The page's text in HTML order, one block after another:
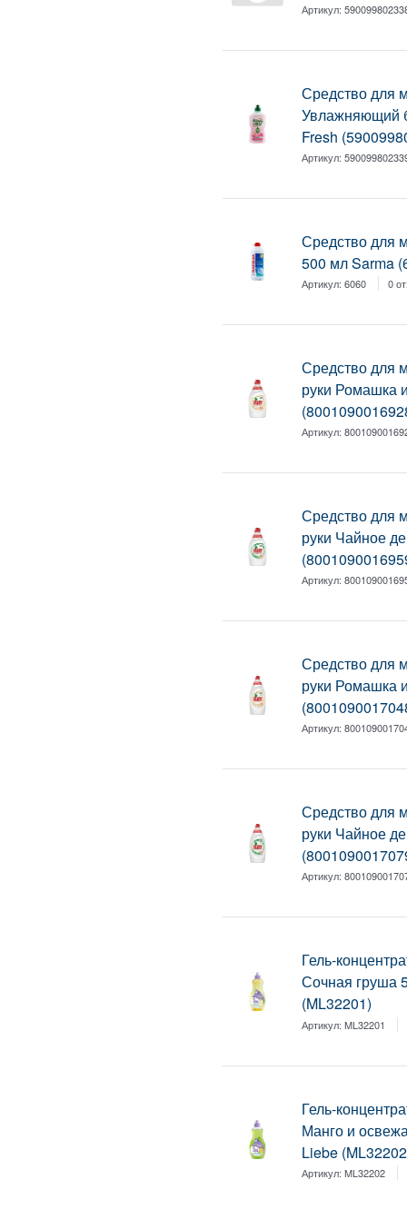
Артикул:
Средство для
Увлажняющий
Fresh
Артикул:
Средство для
500 мл Sarma
Артикул:6060 0
Средство для
руки Ромашка
Артикул:
Средство для
руки Чайное
Артикул:
Средство для
руки Ромашка
Артикул:
Средство для
руки Чайное
Артикул:
Гель-
Сочная груша
(ML32201)
Артикул:ML32201
Гель-
Манго и
Liebe
Артикул:ML32202